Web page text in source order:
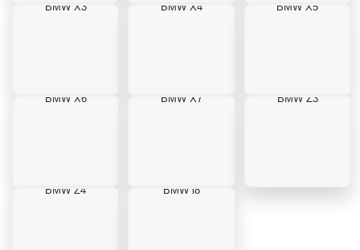
BMW X3 BMW X4 BMW X5
BMW X6 BMW X7 BMW Z3
BMW Z4 BMW i8